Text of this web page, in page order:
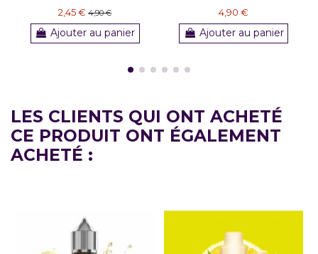
2,45 €4,90 €
Ajouter au panier
4,90 €
Ajouter au panier
LES CLIENTS QUI ONT ACHETÉ
CE PRODUIT ONT ÉGALEMENT
ACHETÉ :